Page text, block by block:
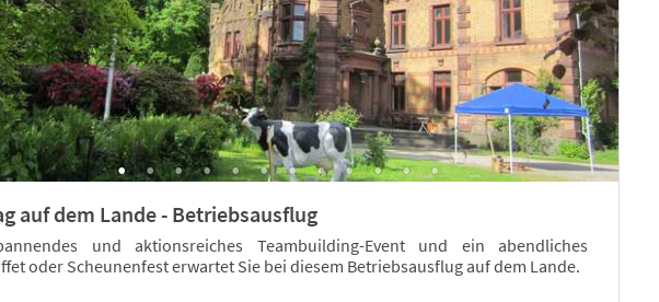
auf dem Lande - Betriebsausflug
und aktionsreiches Teambuilding-Event und ein abendliches
oder Scheunenfest erwartet Sie bei diesem Betriebsausflug auf dem Lande.